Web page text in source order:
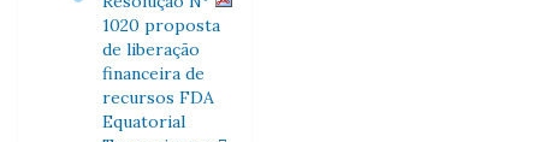
1020 proposta
de liberação
financeira de
recursos FDA
Equatorial